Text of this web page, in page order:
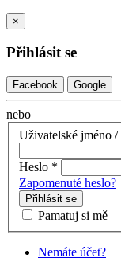
×
Přihlásit se
Facebook Google
nebo
Uživatelské jméno /
Heslo *
Zapomenuté heslo?
Přihlásit se
Pamatuj si mě
Nemáte účet?